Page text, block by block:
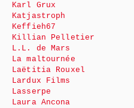
Karl Grux
Katjastroph
Keffieh67
Killian Pelletier
L.L. de Mars
La maltournée
Laëtitia Rouxel
Lardux Films
Lasserpe
Laura Ancona